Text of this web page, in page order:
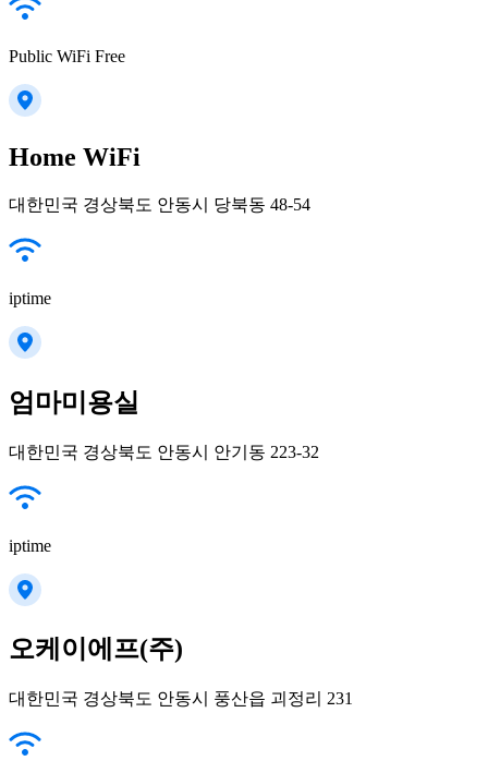
Public WiFi Free
Home WiFi
대한민국 경상북도 안동시 당북동 48-54
iptime
엄마미용실
대한민국 경상북도 안동시 안기동 223-32
iptime
오케이에프(주)
대한민국 경상북도 안동시 풍산읍 괴정리 231